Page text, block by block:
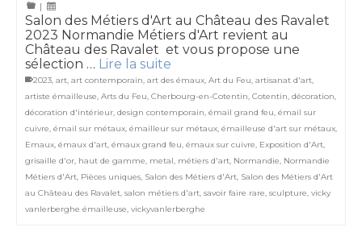
|
Salon des Métiers d'Art au Château des Ravalet
2023 Normandie Métiers d'Art revient au
Château des Ravalet et vous propose une
sélection … Lire la suite
2023, art, art contemporain, art des émaux, Art du Feu, artisanat d'art,
artiste émailleuse, Arts du Feu, Cherbourg-en-Cotentin, Cotentin, décoration,
décoration d'intérieur, design contemporain, émail grand feu, émail sur
cuivre, émail sur métaux, émailleur sur métaux, émailleuse d'art sur métaux,
Emaux, émaux d'art, émaux grand feu, émaux sur cuivre, Exposition d'Art,
grisaille d'or, haut de gamme, metal, métiers d'art, Normandie, Normandie
Métiers d'Art, Pièces uniques, Salon des Métiers d'Art, Salon des Métiers d'Art
au Château des Ravalet, salon métiers d'art, savoir faire rare, sculpture, vicky
vanlerberghe émailleuse, vickyvanlerberghe